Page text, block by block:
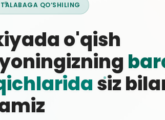
QO‘SHILING
o'qish
siz